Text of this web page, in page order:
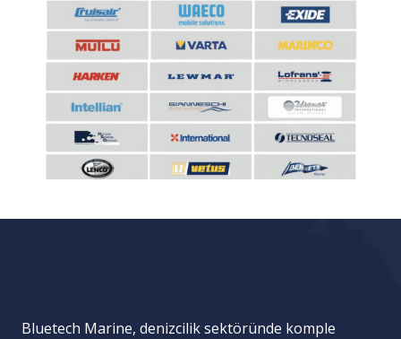
Bluetech Marine, denizcilik sektöründe komple